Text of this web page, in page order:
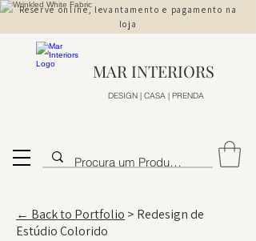
MAR INTERIORS
DESIGN | CASA | PRENDA
Reserve online, levantamento e pagamento na
loja
← Back to Portfolio > Redesign de
Estúdio Colorido